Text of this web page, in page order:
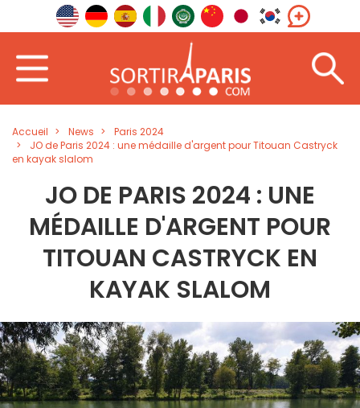
Accueil News
Paris 2024
JO de Paris 2024 : une médaille d'argent pour Titouan Castryck
en kayak slalom
JO DE PARIS 2024 : UNE
MÉDAILLE D'ARGENT POUR
TITOUAN CASTRYCK EN
KAYAK SLALOM